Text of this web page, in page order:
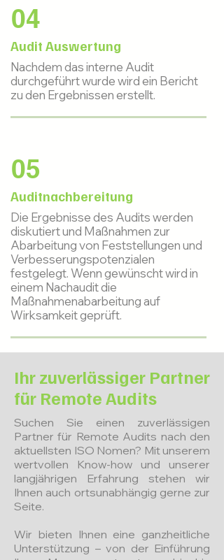
04
Audit Auswertung
Nachdem das interne Audit
durchgeführt wurde wird ein Bericht
zu den Ergebnissen erstellt.
05
Auditnachbereitung
Die Ergebnisse des Audits werden
diskutiert und Maßnahmen zur
Abarbeitung von Feststellungen und
Verbesserungspotenzialen
festgelegt. Wenn gewünscht wird in
einem Nachaudit die
Maßnahmenabarbeitung auf
Wirksamkeit geprüft.
Ihr zuverlässiger Partner
für Remote Audits
Suchen Sie einen zuverlässigen
Partner für Remote Audits nach den
aktuellsten ISO Nomen? Mit unserem
wertvollen Know-how und unserer
langjährigen Erfahrung stehen wir
Ihnen auch ortsunabhängig gerne zur
Seite.
Wir bieten Ihnen eine ganzheitliche
Unterstützung – von der Einführung